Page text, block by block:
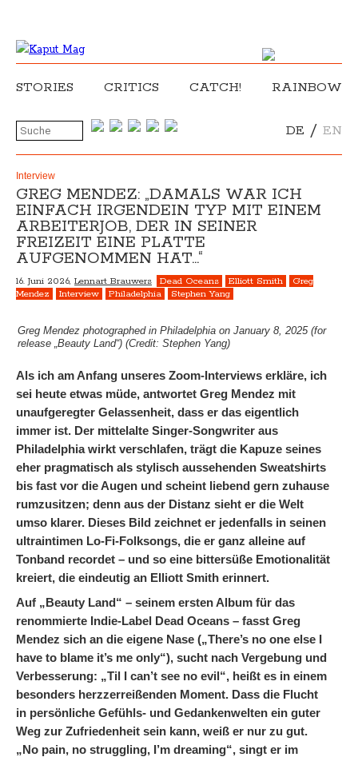
STORIES CRITICS CATCH! RAINBOW
DE / EN
Interview
GREG MENDEZ: „DAMALS WAR ICH
EINFACH IRGENDEIN TYP MIT EINEM
ARBEITERJOB, DER IN SEINER
FREIZEIT EINE PLATTE
AUFGENOMMEN HAT…“
16. Juni 2026, Lennart Brauwers Dead Oceans Elliott Smith
Greg
Mendez
Interview Philadelphia Stephen Yang
Greg Mendez photographed in Philadelphia on January 8, 2025 (for
release „Beauty Land“) (Credit: Stephen Yang)
Als ich am Anfang unseres Zoom-Interviews erkläre, ich
sei heute etwas müde, antwortet Greg Mendez mit
unaufgeregter Gelassenheit, dass er das eigentlich
immer ist. Der mittelalte Singer-Songwriter aus
Philadelphia wirkt verschlafen, trägt die Kapuze seines
eher pragmatisch als stylisch aussehenden Sweatshirts
bis fast vor die Augen und scheint liebend gern zuhause
rumzusitzen; denn aus der Distanz sieht er die Welt
umso klarer. Dieses Bild zeichnet er jedenfalls in seinen
ultraintimen Lo-Fi-Folksongs, die er ganz alleine auf
Tonband recordet – und so eine bittersüße Emotionalität
kreiert, die eindeutig an Elliott Smith erinnert.
Auf „Beauty Land“ – seinem ersten Album für das
renommierte Indie-Label Dead Oceans – fasst Greg
Mendez sich an die eigene Nase („There’s no one else I
have to blame it’s me only“), sucht nach Vergebung und
Verbesserung: „Til I can’t see no evil“, heißt es in einem
besonders herzzerreißenden Moment. Dass die Flucht
in persönliche Gefühls- und Gedankenwelten ein guter
Weg zur Zufriedenheit sein kann, weiß er nur zu gut.
„No pain, no struggling, I’m dreaming“, singt er im